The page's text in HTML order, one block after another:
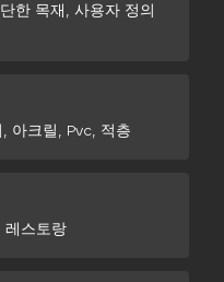
한 목재, 사용자 정의
아크릴, Pvc, 적층
레스토랑